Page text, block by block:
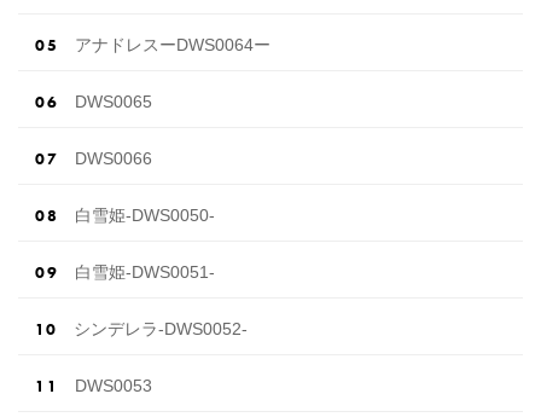
アナドレスーDWS0064ー
DWS0065
DWS0066
白雪姫-DWS0050-
白雪姫-DWS0051-
シンデレラ-DWS0052-
DWS0053